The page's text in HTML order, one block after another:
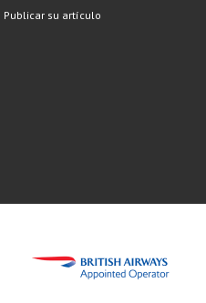
Publicar su artículo